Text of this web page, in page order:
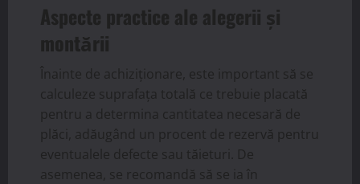
Aspecte practice ale alegerii și
montării
Înainte de achiziționare, este important să se
calculeze suprafața totală ce trebuie placată
pentru a determina cantitatea necesară de
plăci, adăugând un procent de rezervă pentru
eventualele defecte sau tăieturi. De
asemenea, se recomandă să se ia în